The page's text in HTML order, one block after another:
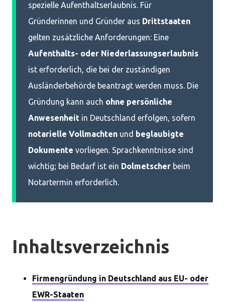
spezielle Aufenthaltserlaubnis. Für
Gründerinnen und Gründer aus Drittstaaten
gelten zusätzliche Anforderungen: Eine
Aufenthalts- oder Niederlassungserlaubnis
ist erforderlich, die bei der zuständigen
Ausländerbehörde beantragt werden muss. Die
Gründung kann auch ohne persönliche
Anwesenheit in Deutschland erfolgen, sofern
notarielle Vollmachten und beglaubigte
Dokumente vorliegen. Sprachkenntnisse sind
wichtig; bei Bedarf ist ein Dolmetscher beim
Notartermin erforderlich.
Inhaltsverzeichnis
Firmengründung in Deutschland aus EU- oder
EWR-Staaten